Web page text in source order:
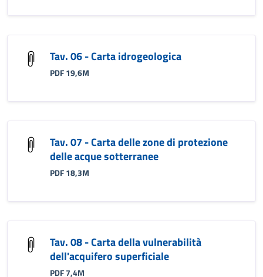
Tav. 06 - Carta idrogeologica
PDF 19,6M
Tav. 07 - Carta delle zone di protezione
delle acque sotterranee
PDF 18,3M
Tav. 08 - Carta della vulnerabilità
dell'acquifero superficiale
PDF 7,4M